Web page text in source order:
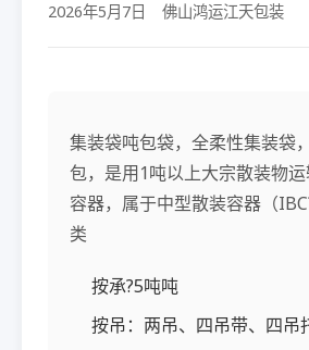
2026年5月7日 佛山鸿运江天包装
集装袋吨包袋，全柔性集装袋
包，是用1吨以上大宗散装物
容器，属于中型散装容器（
类
按承?5吨吨
按吊：两吊、四吊带、四吊